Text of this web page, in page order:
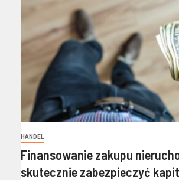
HANDEL
Finansowanie zakupu
skutecznie zabezpieczyć